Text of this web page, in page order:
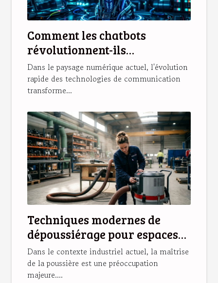
Comment les chatbots
révolutionnent-ils
l'interaction en ligne ?
Dans le paysage numérique actuel, l'évolution
rapide des technologies de communication
transforme...
Techniques modernes de
dépoussiérage pour espaces
industriels
Dans le contexte industriel actuel, la maîtrise
de la poussière est une préoccupation
majeure....